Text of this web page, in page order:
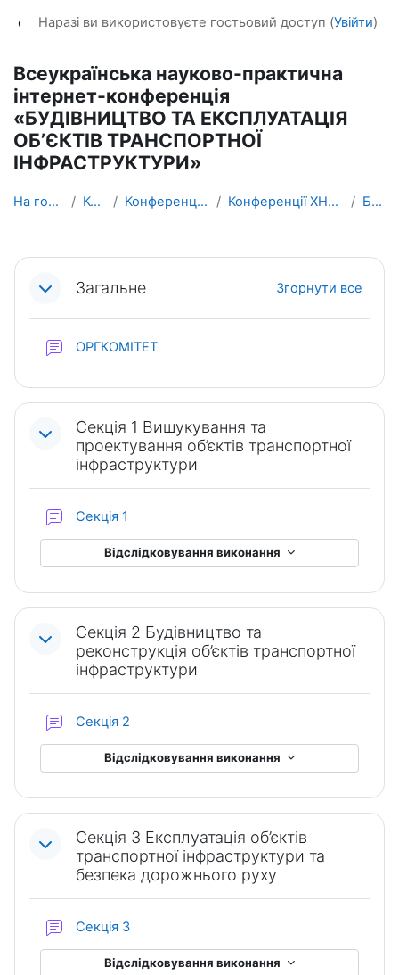
Наразі ви використовуєте гостьовий доступ (Увійти)
Всеукраїнська науково-практична
інтернет-конференція
«БУДІВНИЦТВО ТА ЕКСПЛУАТАЦІЯ
ОБ’ЄКТІВ ТРАНСПОРТНОЇ
ІНФРАСТРУКТУРИ»
На головну Курси Конференції ХНАДУ Конференції ХНАДУ - 2018 БЕОТІ
Схема розділу
Загальне Згорнути все
ОРГКОМІТЕТ
Секція 1 Вишукування та
проектування об’єктів транспортної
інфраструктури
Секція 1
Відслідковування виконання
Секція 2 Будівництво та
реконструкція об’єктів транспортної
інфраструктури
Секція 2
Відслідковування виконання
Секція 3 Експлуатація об’єктів
транспортної інфраструктури та
безпека дорожнього руху
Секція 3
Відслідковування виконання